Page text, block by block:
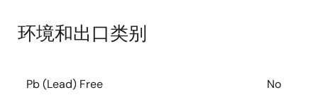
环境和出口类别
Pb (Lead) Free No